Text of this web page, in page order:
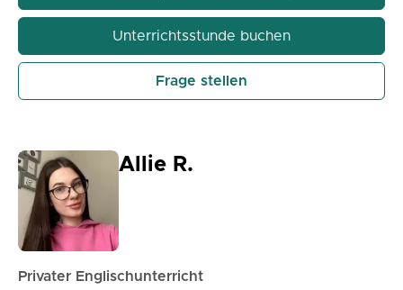
Konversationspraxis zum Leben erweckt werden. Ob
Sie sich auf Reisen, Arbeit oder alltägliche
Kommunikation vorbereiten, ich helfe Ihnen, Englisch
flüssiger und selbstbewusster zu verwenden. Schüler
beschreiben meine Lektionen als freundlich,
schaffe ich eine positive Umgebung, in der Sie
Schritt für Schritt Fortschritte machen und stolz auf
Ihre Erfolge sein können. Wenn Sie bereit sind, Ihr
Englisch auf eine natürliche und lohnende Weise zu
verbessern, würde ich gerne mit Ihnen
zusammenarbeiten!
Unterrichtsstunde buchen
Frage stellen
Allie R.
Privater Englischunterricht